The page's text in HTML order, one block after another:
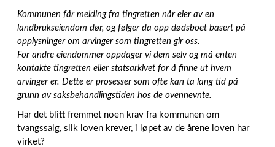
Kommunen får melding fra tingretten når eier av en
landbrukseiendom dør, og følger da opp dødsboet basert på
opplysninger om arvinger som tingretten gir oss.
For andre eiendommer oppdager vi dem selv og må enten
kontakte tingretten eller statsarkivet for å finne ut hvem
arvinger er. Dette er prosesser som ofte kan ta lang tid på
grunn av saksbehandlingstiden hos de ovennevnte.
Har det blitt fremmet noen krav fra kommunen om
tvangssalg, slik loven krever, i løpet av de årene loven har
virket?